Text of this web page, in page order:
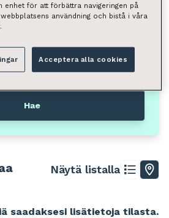
kaupunginosan, katuosoitteen tai
Hae
Näytä listalla
saadaksesi lisätietoja tilasta.
enhet för att förbättra navigeringen på
användning och bistå i våra
Acceptera alla cookies